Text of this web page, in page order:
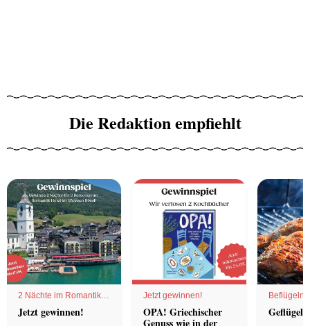
Die Redaktion empfiehlt
2 Nächte im Romantik
Hotel
Jetzt gewinnen!
Jetzt gewinnen!
OPA! Griechischer
Genuss wie in der
Geflügel